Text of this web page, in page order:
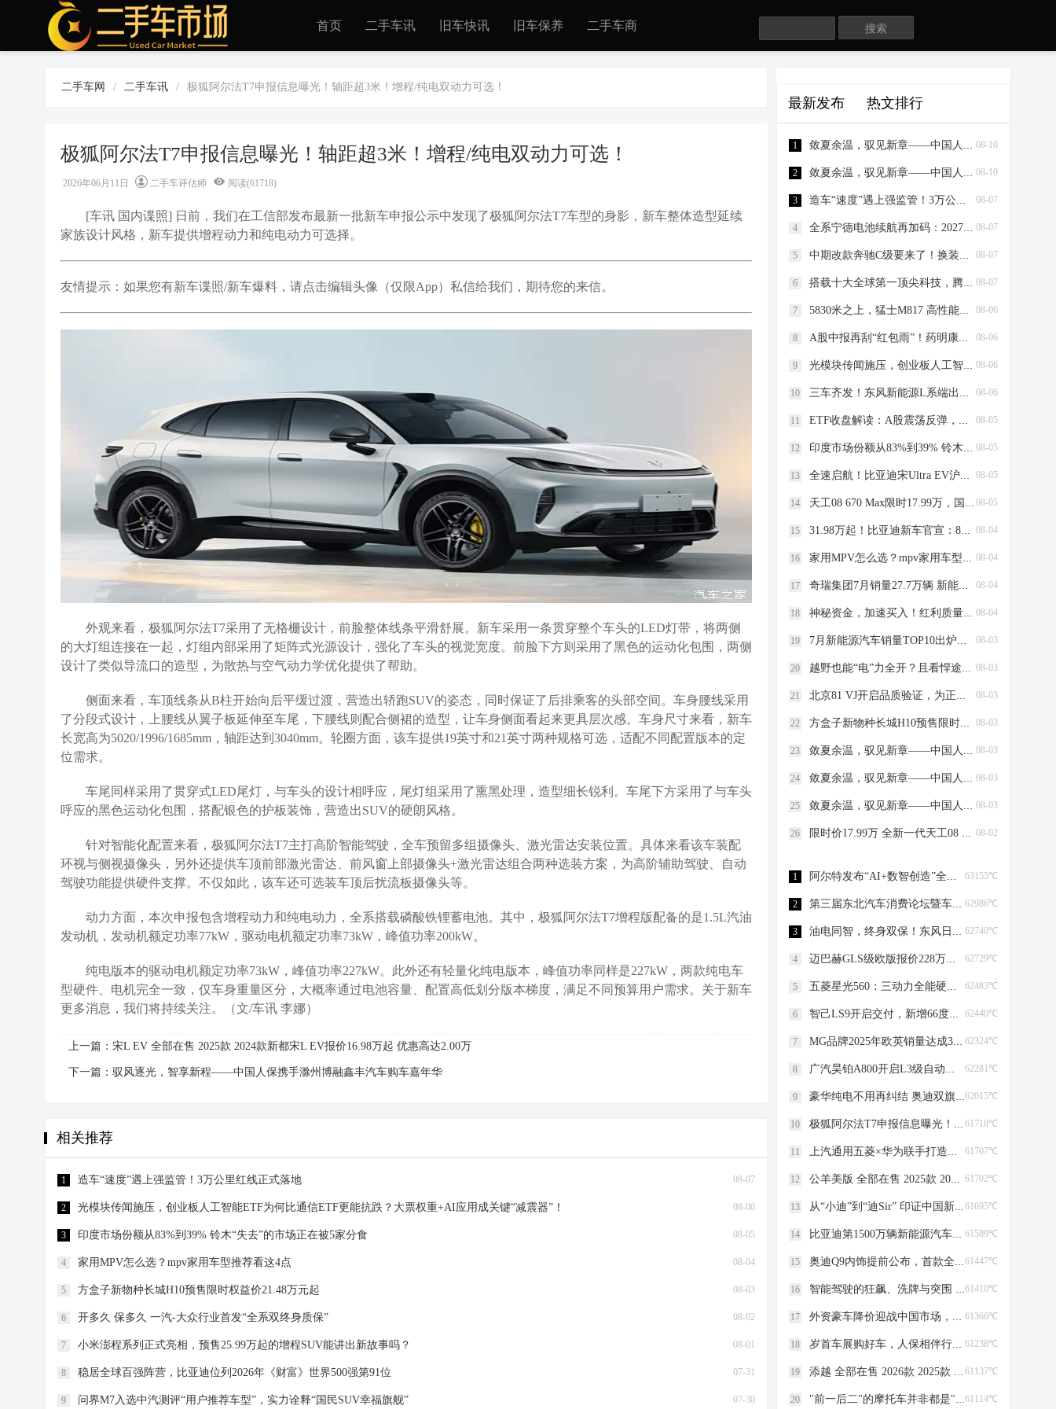
首页 二手车讯 旧车快讯 旧车保养 二手车商
二手车网 / 二手车讯 / 极狐阿尔法T7申报信息曝光！轴距超3米！增程/纯电双动力可选！
极狐阿尔法T7申报信息曝光！轴距超3米！增程/纯电双动力可选！
2026年06月11日 二手车评估师 阅读(61718)
[车讯 国内谍照] 日前，我们在工信部发布最新一批新车申报公示中发现了极狐阿尔法T7车型的身影，新车整体造型延续
家族设计风格，新车提供增程动力和纯电动力可选择。
友情提示：如果您有新车谍照/新车爆料，请点击编辑头像（仅限App）私信给我们，期待您的来信。
外观来看，极狐阿尔法T7采用了无格栅设计，前脸整体线条平滑舒展。新车采用一条贯穿整个车头的LED灯带，将两侧
的大灯组连接在一起，灯组内部采用了矩阵式光源设计，强化了车头的视觉宽度。前脸下方则采用了黑色的运动化包围，两侧
设计了类似导流口的造型，为散热与空气动力学优化提供了帮助。
侧面来看，车顶线条从B柱开始向后平缓过渡，营造出轿跑SUV的姿态，同时保证了后排乘客的头部空间。车身腰线采用
了分段式设计，上腰线从翼子板延伸至车尾，下腰线则配合侧裙的造型，让车身侧面看起来更具层次感。车身尺寸来看，新车
长宽高为5020/1996/1685mm，轴距达到3040mm。轮圈方面，该车提供19英寸和21英寸两种规格可选，适配不同配置版本的定
位需求。
车尾同样采用了贯穿式LED尾灯，与车头的设计相呼应，尾灯组采用了熏黑处理，造型细长锐利。车尾下方采用了与车头
呼应的黑色运动化包围，搭配银色的护板装饰，营造出SUV的硬朗风格。
针对智能化配置来看，极狐阿尔法T7主打高阶智能驾驶，全车预留多组摄像头、激光雷达安装位置。具体来看该车装配
环视与侧视摄像头，另外还提供车顶前部激光雷达、前风窗上部摄像头+激光雷达组合两种选装方案，为高阶辅助驾驶、自动
驾驶功能提供硬件支撑。不仅如此，该车还可选装车顶后扰流板摄像头等。
动力方面，本次申报包含增程动力和纯电动力，全系搭载磷酸铁锂蓄电池。其中，极狐阿尔法T7增程版配备的是1.5L汽油
发动机，发动机额定功率77kW，驱动电机额定功率73kW，峰值功率200kW。
纯电版本的驱动电机额定功率73kW，峰值功率227kW。此外还有轻量化纯电版本，峰值功率同样是227kW，两款纯电车
型硬件、电机完全一致，仅车身重量区分，大概率通过电池容量、配置高低划分版本梯度，满足不同预算用户需求。关于新车
更多消息，我们将持续关注。（文/车讯 李娜）
上一篇：宋L EV 全部在售 2025款 2024款新都宋L EV报价16.98万起 优惠高达2.00万
下一篇：驭风逐光，智享新程——中国人保携手滁州博融鑫丰汽车购车嘉年华
相关推荐
08-07
1 造车“速度”遇上强监管！3万公里红线正式落地
08-06
2 光模块传闻施压，创业板人工智能ETF为何比通信ETF更能抗跌？大票权重+AI应用成关键“减震器”！
08-05
3 印度市场份额从83%到39% 铃木“失去”的市场正在被5家分食
08-04
4 家用MPV怎么选？mpv家用车型推荐看这4点
08-03
5 方盒子新物种长城H10预售限时权益价21.48万元起
08-02
6 开多久 保多久 一汽-大众行业首发“全系双终身质保”
08-01
7 小米澎程系列正式亮相，预售25.99万起的增程SUV能讲出新故事吗？
07-31
8 稳居全球百强阵营，比亚迪位列2026年《财富》世界500强第91位
07-30
9 问界M7入选中汽测评“用户推荐车型”，实力诠释“国民SUV幸福旗舰”
最新发布 热文排行
08-10
1 敛夏余温，驭见新章——中国人保携手亳州中源汽车购车嘉年华
08-10
2 敛夏余温，驭见新章——中国人保携手亳州市远景广源汽车购车嘉年华
08-07
3 造车“速度”遇上强监管！3万公里红线正式落地
08-07
4 全系宁德电池续航再加码：2027款埃安RT上市，9.98万元起
08-07
5 中期改款奔驰C级要来了！换装六边形中网，还能继续大卖？
08-07
6 搭载十大全球第一顶尖科技，腾势Z9S正式开启预售
08-06
7 5830米之上，猛士M817 高性能版与华为乾崑智驾ADS 5证明辅助驾驶没有“禁区”
08-06
8 A股中报再刮“红包雨”！药明康德15亿中期分红超市场预期锚定长期价值
08-06
9 光模块传闻施压，创业板人工智能ETF为何比通信ETF更能抗跌？大票权重+AI应用成关键“减震器”！
08-06
10 三车齐发！东风新能源L系端出满配全“家”福
08-05
11 ETF收盘解读：A股震荡反弹，科技领涨修复
08-05
12 印度市场份额从83%到39% 铃木“失去”的市场正在被5家分食
08-05
13 全速启航！比亚迪宋Ultra EV沪上开启万人交付热潮
08-05
14 天工08 670 Max限时17.99万，国家队下场，这台红旗很能打
08-04
15 31.98万起！比亚迪新车官宣：8月3日开启预售
08-04
16 家用MPV怎么选？mpv家用车型推荐看这4点
08-04
17 奇瑞集团7月销量27.7万辆 新能源近13万辆再创新高
08-04
18 神秘资金，加速买入！红利质量ETF招商(159209)强势5连涨！巨人网络、生益科技、海康威视涨超5%
08-03
19 7月新能源汽车销量TOP10出炉！比亚迪41.9万辆稳居榜首
08-03
20 越野也能“电”力全开？且看悍途PHEV的混动秘籍
08-03
21 北京81 VJ开启品质验证，为正式上市做准备
08-03
22 方盒子新物种长城H10预售限时权益价21.48万元起
08-03
23 敛夏余温，驭见新章——中国人保携手安徽中迪汽车购车嘉年华
08-03
24 敛夏余温，驭见新章——中国人保携手安庆市好迪汽车购车嘉年华
08-03
25 敛夏余温，驭见新章——中国人保携手安庆利沃汽车购车嘉年华
08-02
26 限时价17.99万 全新一代天工08 670 Max上市
63155℃
1 阿尔特发布“AI+数智创造”全新产品体系
62986℃
2 第三届东北汽车消费论坛暨车市金诺品牌榜在沈阳成功举办
62740℃
3 油电同智，终身双保！东风日产十五代轩逸焕新上市
62729℃
4 迈巴赫GLS级欧版报价228万起 直降40万
62483℃
5 五菱星光560：三动力全能硬派大空间SUV东盟车展首秀
62440℃
6 智己LS9开启交付，新增66度超级骁遥MAX电池产线
62324℃
7 MG品牌2025年欧英销量达成30万辆，这一数据的“含金量”有多少？
62281℃
8 广汽昊铂A800开启L3级自动驾驶路测，全国首例
62015℃
9 豪华纯电不用再纠结 奥迪双旗舰上市 智驾续航豪华感全拉满
61718℃
10 极狐阿尔法T7申报信息曝光！轴距超3米！增程/纯电双动力可选！
61707℃
11 上汽通用五菱×华为联手打造华境S，落地国家领航级智能工厂
61702℃
12 公羊美版 全部在售 2025款 2023款 2022款 2017款 2016款2023款道奇公羊皮卡重重优惠入手好时机 全市可通行！
61695℃
13 从“小迪”到“迪Sir” 印证中国新能源车海外的深度认可
61589℃
14 比亚迪第1500万辆新能源汽车下线 里程碑时刻
61447℃
15 奥迪Q9内饰提前公布，首款全尺寸旗舰SUV于7月下旬首发
61410℃
16 智能驾驶的狂飙、洗牌与突围 | 看见2025
61366℃
17 外资豪车降价迎战中国市场，玛莎拉蒂低至35万
61238℃
18 岁首车展购好车，人保相伴行万里——中国人保携手安庆市好迪汽车购车嘉年华
61137℃
19 添越 全部在售 2026款 2025款 2024款 2023款 2022款 2021款2024款国六宾利添越配置介绍黑棕五座报价 售全国
61114℃
20 "前一后二"的摩托车并非都是"农用车"